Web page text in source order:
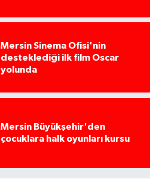
Mersin Sinema Ofisi'nin
desteklediği ilk film Oscar
yolunda
Mersin Büyükşehir'den
çocuklara halk oyunları kursu